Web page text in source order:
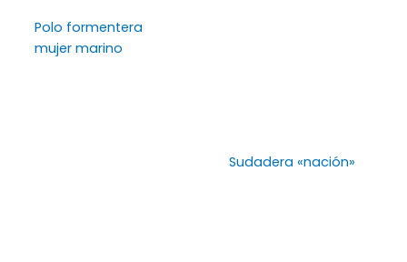
Polo formentera
mujer marino
Sudadera «nación»